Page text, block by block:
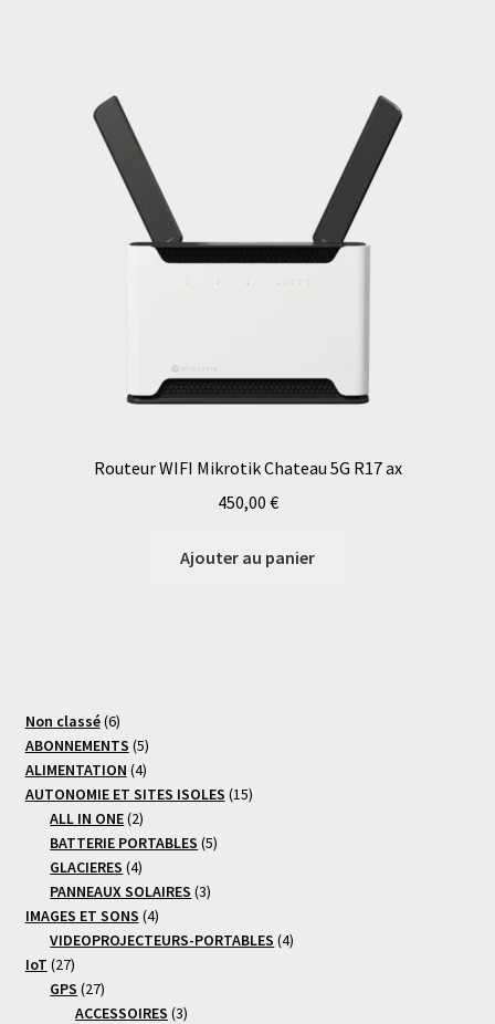
Routeur WIFI Mikrotik Chateau 5G R17 ax
450,00 €
Ajouter au panier
Non classé 66
produits
ABONNEMENTS 55
produits
ALIMENTATION 44
produits
AUTONOMIE ET SITES ISOLES 1515
ALL IN ONE 22
produits
BATTERIE PORTABLES 55
GLACIERES 44
produits
PANNEAUX SOLAIRES 33
IMAGES ET SONS 44
produits
VIDEOPROJECTEURS-PORTABLES 44
IoT 2727
produits
GPS 2727
produits
ACCESSOIRES 33